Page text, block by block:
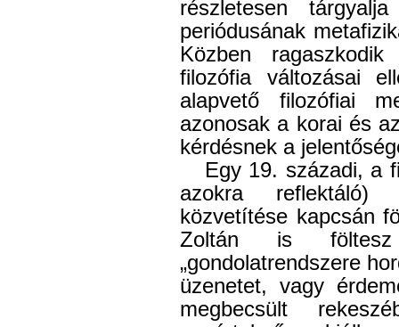
részletesen
periódusának
Közben
filozófia változásai
alapvető filozófiai
azonosak a korai és
kérdésnek a
Egy 19. századi, a
azokra reflektáló)
közvetítése kapcsán
Zoltán is
„gondolatrendszere
üzenetet, vagy
megbecsült